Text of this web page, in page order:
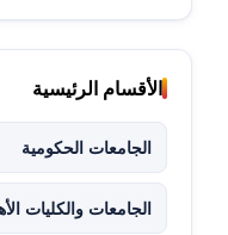
الأقسام الرئيسية
الجامعات الحكومية
الجامعات والكليات